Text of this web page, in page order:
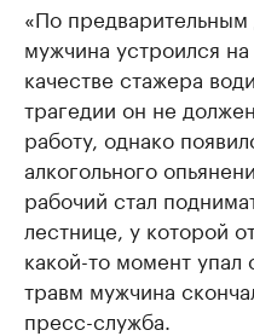
«По
мужчина устроился
качестве стажера
трагедии он не
работу, однако
алкогольного
рабочий стал
лестнице, у которой
какой-то момент
травм мужчина
пресс-служба.